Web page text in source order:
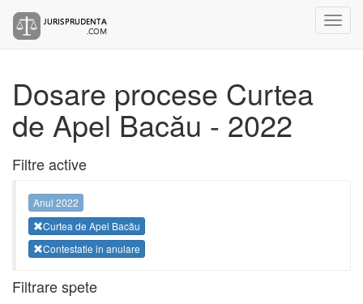
Dosare procese Curtea
de Apel Bacău - 2022
Filtre active
Anul 2022
Curtea de Apel Bacău
Contestatie in anulare
Filtrare spete